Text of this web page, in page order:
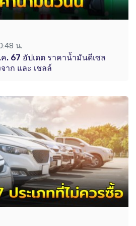
น.
. 67 อัปเดต ราคาน้ำมันดีเซล
าก และ เชลล์